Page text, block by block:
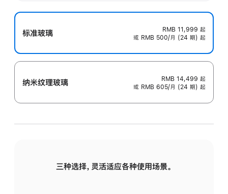
标准玻璃 RMB 11,999 起
或 RMB 500/月 (24 期) 起
纳米纹理玻璃 RMB 14,499 起
或 RMB 605/月 (24 期) 起
三种选择，灵活适应各种使用场景。